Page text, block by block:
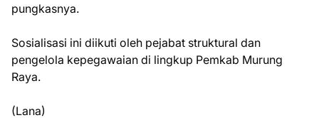
pungkasnya.
Sosialisasi ini diikuti oleh pejabat struktural dan
pengelola kepegawaian di lingkup Pemkab Murung
Raya.
(Lana)